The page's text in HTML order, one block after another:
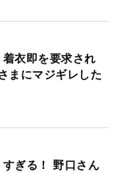
着衣即を要求され
まにマジギレした
ぎる！ 野口さん